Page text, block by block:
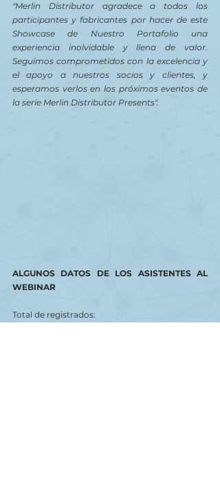
"Merlin Distributor agradece a todos los
participantes y fabricantes por hacer de este
Showcase de Nuestro Portafolio una
experiencia inolvidable y llena de valor.
Seguimos comprometidos con la excelencia y
el apoyo a nuestros socios y clientes, y
esperamos verlos en los próximos eventos de
la serie Merlin Distributor Presents".
ALGUNOS DATOS DE LOS ASISTENTES AL
WEBINAR
Total de registrados: